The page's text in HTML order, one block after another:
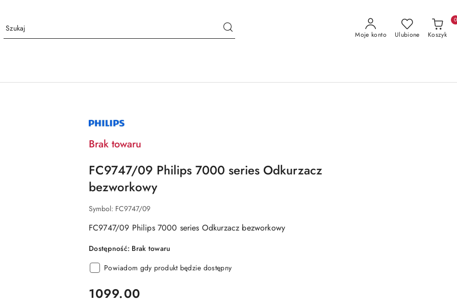
Moje konto Ulubione Koszyk
0
NAZWA
PRODUCENTA:
Brak towaru
FC9747/09 Philips 7000 series Odkurzacz
bezworkowy
Symbol: FC9747/09
FC9747/09 Philips 7000 series Odkurzacz bezworkowy
Dostępność: Brak towaru
Powiadom gdy produkt będzie dostępny
cena:
1099.00